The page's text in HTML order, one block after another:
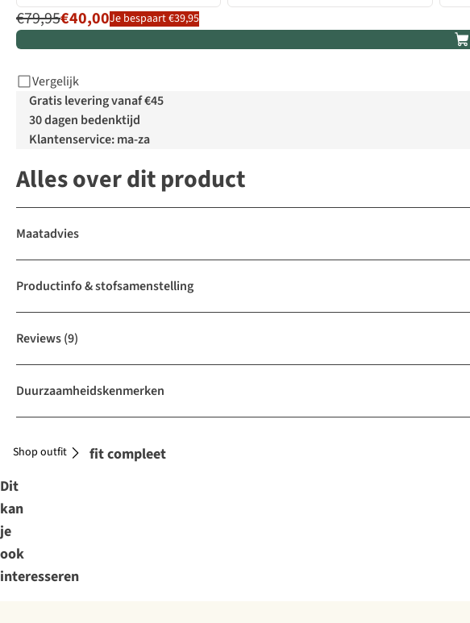
€79,95€40,00Je bespaart €39,95
Vergelijk
Gratis levering vanaf €45
30 dagen bedenktijd
Klantenservice: ma-za
Alles over dit product
Maatadvies
Productinfo & stofsamenstelling
Reviews(9)
Duurzaamheidskenmerken
Maak je outfit compleet
Shop outfit
Dit
kan
je
ook
interesseren